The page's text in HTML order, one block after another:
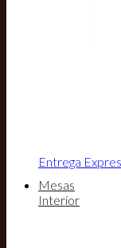
Entrega
Mesas
Interior